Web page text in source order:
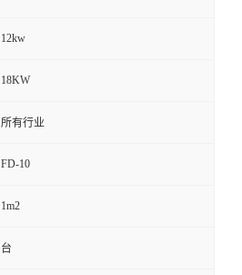
12kw
18KW
所有行业
FD-10
1m2
台